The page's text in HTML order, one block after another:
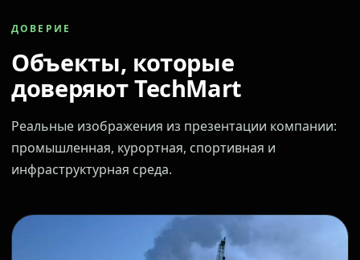
ДОВЕРИЕ
Объекты, которые
доверяют TechMart
Реальные изображения из презентации компании:
промышленная, курортная, спортивная и
инфраструктурная среда.